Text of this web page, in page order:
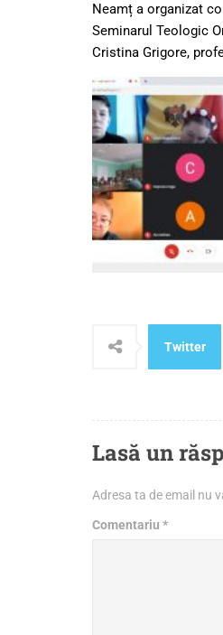
Neamț a organizat
Seminarul Teologic
Cristina Grigore,
Twitter
Lasă un
Adresa ta de email nu
Comentariu *